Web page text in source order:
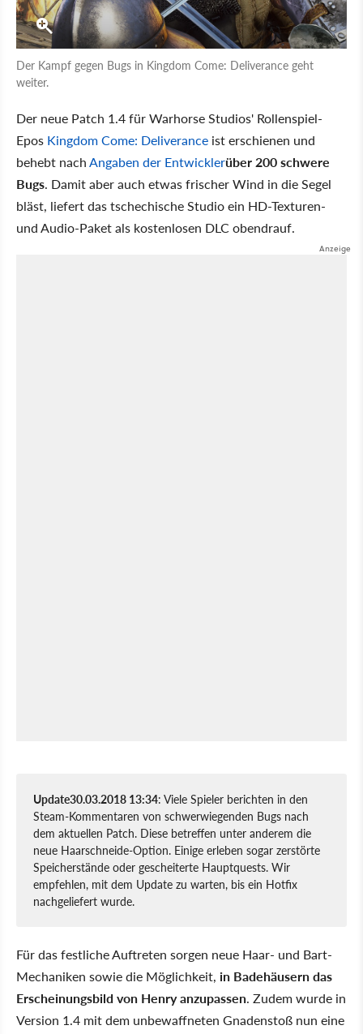
Der Kampf gegen Bugs in Kingdom Come: Deliverance geht
weiter.
Der neue Patch 1.4 für Warhorse Studios' Rollenspiel-
Epos Kingdom Come: Deliverance ist erschienen und
behebt nachAngaben der Entwicklerüber 200 schwere
Bugs. Damit aber auch etwas frischer Wind in die Segel
bläst, liefert das tschechische Studio ein HD-Texturen-
und Audio-Paket als kostenlosen DLC obendrauf.
Update30.03.2018 13:34: Viele Spieler berichten in den
Steam-Kommentaren von schwerwiegenden Bugs nach
dem aktuellen Patch. Diese betreffen unter anderem die
neue Haarschneide-Option. Einige erleben sogar zerstörte
Speicherstände oder gescheiterte Hauptquests. Wir
empfehlen, mit dem Update zu warten, bis ein Hotfix
nachgeliefert wurde.
Für das festliche Auftreten sorgen neue Haar- und Bart-
Mechaniken sowie die Möglichkeit, in Badehäusern das
Erscheinungsbild von Henry anzupassen. Zudem wurde in
Version 1.4 mit dem unbewaffneten Gnadenstoß nun eine